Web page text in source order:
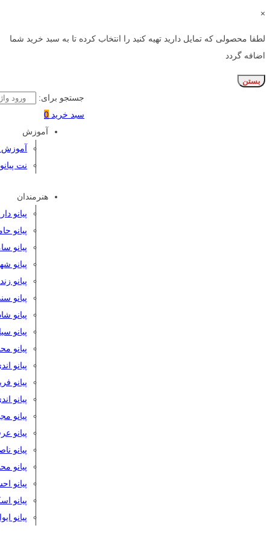
×
لطفا محصولی که تمایل دارید تهیه کنید را انتخاب کرده تا به سبد خرید شما
اضافه گردد
بستن
جستجو برای:
سبد خرید 0
آموزش
آموزش
نت پیانو
هنرمندان
پیانو
پیانو
پیانو
پیانو
پیانو
پیانو
پیانو
پیانو
پیانو
پیانو
پیانو
پیانو
پیانو
پیانو
پیانو
پیانو
پیانو
پیانو
پیانو